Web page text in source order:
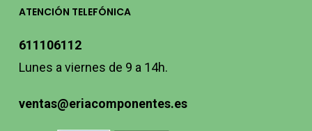
ATENCIÓN TELEFÓNICA
611106112
Lunes a viernes de 9 a 14h.
ventas@eriacomponentes.es